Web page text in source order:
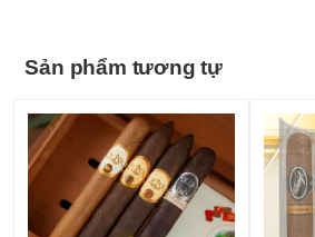
Sản phẩm tương tự